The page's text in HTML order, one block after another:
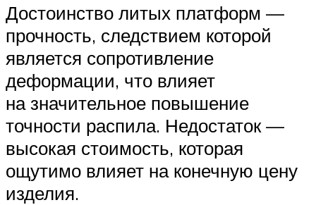
Достоинство литых платформ —
прочность, следствием которой
является сопротивление
деформации, что влияет
на значительное повышение
точности распила. Недостаток —
высокая стоимость, которая
ощутимо влияет на конечную цену
изделия.